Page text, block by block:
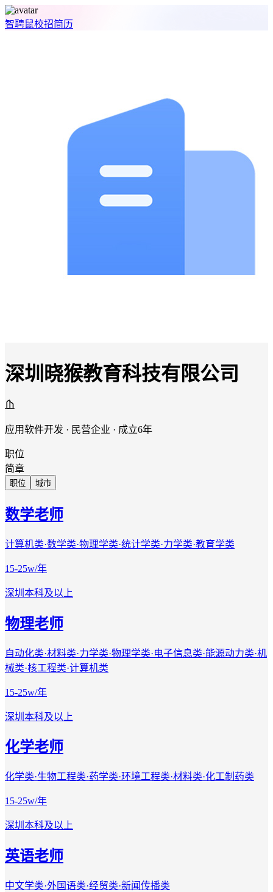
智聘鼠校招简历
深圳晓猴教育科技有限公司
应用软件开发 · 民营企业 · 成立6年
职位
简章
职位 城市
数学老师
计算机类·数学类·物理学类·统计学类·力学类·教育学类
15-25w/年
深圳 本科及以上
物理老师
自动化类·材料类·力学类·物理学类·电子信息类·能源动力类·机
械类·核工程类·计算机类
15-25w/年
深圳 本科及以上
化学老师
化学类·生物工程类·药学类·环境工程类·材料类·化工制药类
15-25w/年
深圳 本科及以上
英语老师
中文学类·外国语类·经贸类·新闻传播类